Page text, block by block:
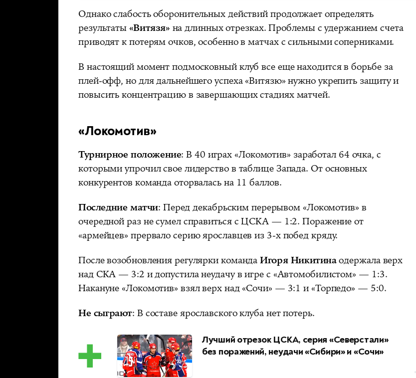
Однако слабость оборонительных действий продолжает определять
результаты«Витязя» на длинных отрезках. Проблемы с удержанием счета
приводят к потерям очков, особенно в матчах с сильными соперниками.
В настоящий момент подмосковный клуб все еще находится в борьбе за
плей-офф, но для дальнейшего успеха «Витязю» нужно укрепить защиту и
повысить концентрацию в завершающих стадиях матчей.
«Локомотив»
Турнирное положение: В 40 играх «Локомотив» заработал 64 очка, с
которыми упрочил свое лидерство в таблице Запада. От основных
конкурентов команда оторвалась на 11 баллов.
Последние матчи: Перед декабрьским перерывом «Локомотив» в
очередной раз не сумел справиться с ЦСКА — 1:2. Поражение от
«армейцев» прервало серию ярославцев из 3-х побед кряду.
После возобновления регулярки командаИгоря Никитинаодержала верх
над СКА — 3:2 и допустила неудачу в игре с «Автомобилистом» — 1:3.
Накануне «Локомотив» взял верх над «Сочи» — 3:1 и «Торпедо» — 5:0.
Не сыграют: В составе ярославского клуба нет потерь.
Лучший отрезок ЦСКА, серия «Северстали»
без поражений, неудачи «Сибири» и «Сочи»